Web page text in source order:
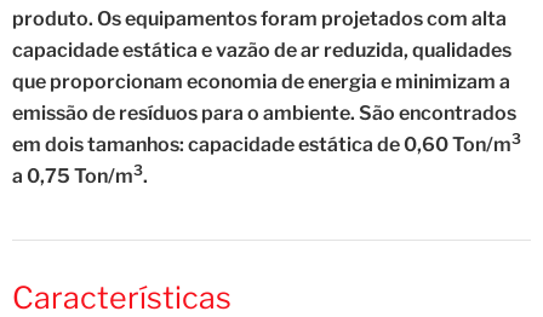
produto. Os equipamentos foram projetados com alta
capacidade estática e vazão de ar reduzida, qualidades
que proporcionam economia de energia e minimizam a
emissão de resíduos para o ambiente. São encontrados
em dois tamanhos: capacidade estática de 0,60 Ton/m3
a 0,75 Ton/m3.
Características